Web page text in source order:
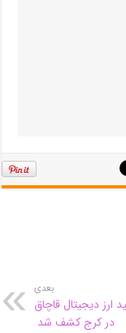
بعدی
ارز دیجیتال قاچاق
در کرج کشف شد